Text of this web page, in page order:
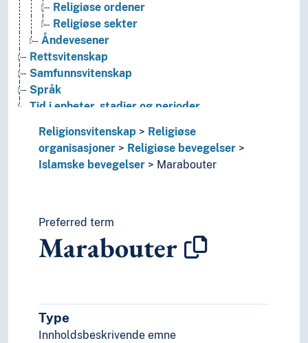
Religiøse ordener
Religiøse sekter
Åndevesener
Rettsvitenskap
Samfunnsvitenskap
Språk
Tid i enheter, stadier og perioder
Religionsvitenskap
Religiøse
organisasjoner
Religiøse bevegelser
Islamske bevegelser
Marabouter
Preferred term
Marabouter
Type
Innholdsbeskrivende emne